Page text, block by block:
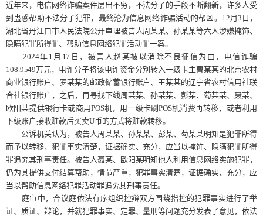
近年来，电信网络诈骗案件层出不穷，不法分子的手段不断翻新，许多人受
到蛊惑帮助不法分子犯罪，最终沦为信息网络诈骗活动的帮凶。12月3日，
湖北省丹江口市人民法院公开审理被告人周某某、孙某某等六人涉嫌掩饰、
隐瞒犯罪所得罪、帮助信息网络犯罪活动罪一案。
2024年1月17日，被害人赵某被以消除不良征信为由，电信诈骗
108.9549万元，电诈分子将该电诈资金分别转入一级卡主曹某某的北京农村
商业银行账户、罗某某的邮政储蓄银行账户、王某某的辽宁省农村信用社联
合社银行账户，之后，再寻找下线周某某、孙某某、彭某、芶某某、聂某、
欧阳某提供银行卡或商用POS机，用一级卡刷POS机消费再转移，或者利用
下级账户接收赃款后买卖U币的方式将赃款转移。
公诉机关认为，被告人周某某、孙某某、彭某、芶某某明知是犯罪所得
而予以转移，犯罪事实清楚，证据确实、充分，应当以掩饰、隐瞒犯罪所得
罪追究其刑事责任。被告人聂某、欧阳某明知他人利用信息网络实施犯罪，
仍为其提供支付结算帮助，情节严重，犯罪事实清楚，证据确实、充分，应
当以帮助信息网络犯罪活动罪追究其刑事责任。
庭审中，合议庭依法有序组织控辩双方围绕指控的犯罪事实进行了举
证、质证、辩论，并就犯罪事实、定罪、量刑等问题充分发表了意见，依法